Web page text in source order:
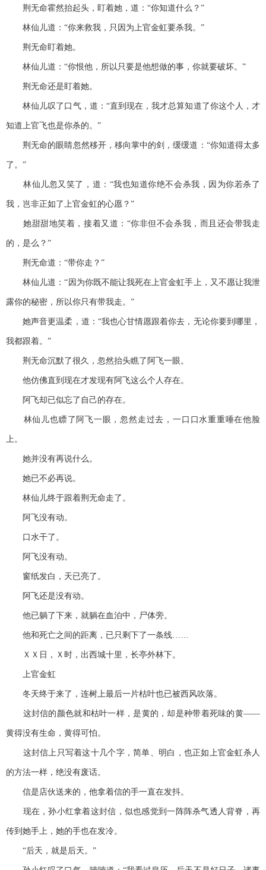
荆无命霍然抬起头，盯着她，道：“你知道什么？”
林仙儿道：“你来救我，只因为上官金虹要杀我。”
荆无命盯着她。
林仙儿道：“你恨他，所以只要是他想做的事，你就要破坏。”
荆无命还是盯着她。
林仙儿叹了口气，道：“直到现在，我才总算知道了你这个人，才
知道上官飞也是你杀的。”
荆无命的眼睛忽然移开，移向掌中的剑，缓缓道：“你知道得太多
了。”
林仙儿忽又笑了，道：“我也知道你绝不会杀我，因为你若杀了
我，岂非正如了上官金虹的心愿？”
她甜甜地笑着，接着又道：“你非但不会杀我，而且还会带我走
的，是么？”
荆无命道：“带你走？”
林仙儿道：“因为你既不能让我死在上官金虹手上，又不愿让我泄
露你的秘密，所以你只有带我走。”
她声音更温柔，道：“我也心甘情愿跟着你去，无论你要到哪里，
我都跟着。”
荆无命沉默了很久，忽然抬头瞧了阿飞一眼。
他仿佛直到现在才发现有阿飞这么个人存在。
阿飞却已似忘了自己的存在。
林仙儿也瞟了阿飞一眼，忽然走过去，一口口水重重唾在他脸
上。
她并没有再说什么。
她已不必再说。
林仙儿终于跟着荆无命走了。
阿飞没有动。
口水干了。
阿飞没有动。
窗纸发白，天已亮了。
阿飞还是没有动。
他已躺了下来，就躺在血泊中，尸体旁。
他和死亡之间的距离，已只剩下了一条线……
ＸＸ日，Ｘ时，出西城十里，长亭外林下。
上官金虹
冬天终于来了，连树上最后一片枯叶也已被西风吹落。
这封信的颜色就和枯叶一样，是黄的，却是种带着死味的黄——
黄得没有生命，黄得可怕。
这封信上只写着这十几个字，简单、明白，也正如上官金虹杀人
的方法一样，绝没有废话。
信是店伙送来的，他拿着信的手一直在发抖。
现在，孙小红拿着这封信，似也感觉到一阵阵杀气透人背脊，再
传到她手上，她的手也在发冷。
“后天，就是后天。”